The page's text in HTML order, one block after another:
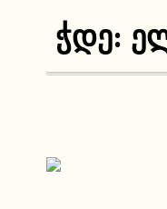
ჭდე: